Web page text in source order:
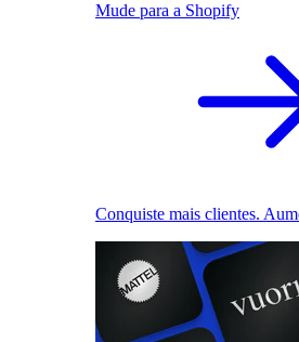
Mude para a Shopify
Conquiste mais clientes.